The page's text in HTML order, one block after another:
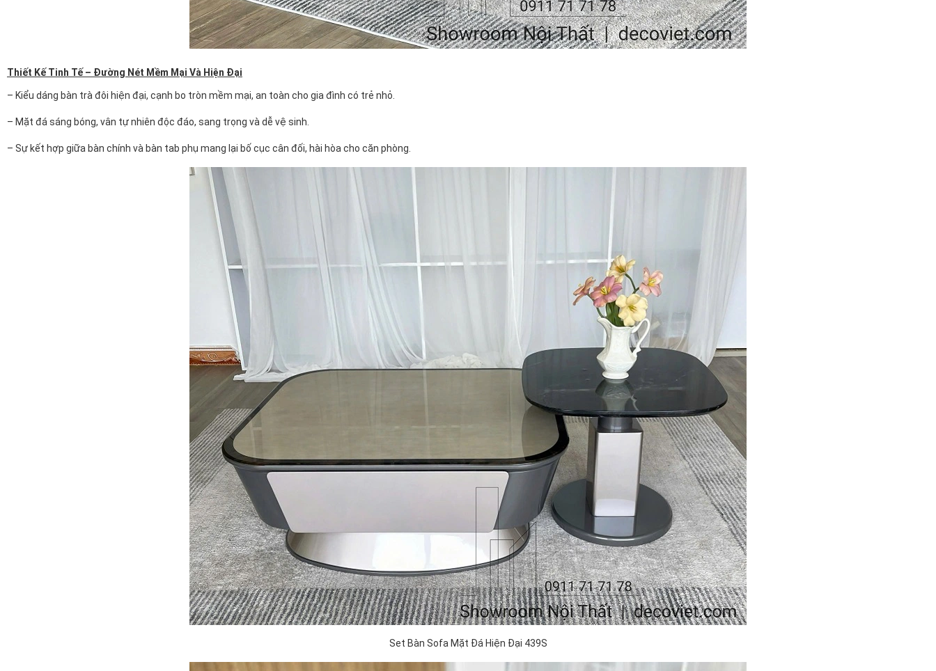
Thiết Kế Tinh Tế – Đường Nét Mềm Mại Và Hiện Đại
– Kiểu dáng bàn trà đôi hiện đại, cạnh bo tròn mềm mại, an toàn cho gia đình có trẻ nhỏ.
– Mặt đá sáng bóng, vân tự nhiên độc đáo, sang trọng và dễ vệ sinh.
– Sự kết hợp giữa bàn chính và bàn tab phụ mang lại bố cục cân đối, hài hòa cho căn phòng.
Set Bàn Sofa Mặt Đá Hiện Đại 439S